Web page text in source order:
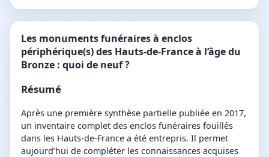
Les monuments funéraires à enclos
périphérique(s) des Hauts-de-France à l’âge du
Bronze : quoi de neuf ?
Résumé
Après une première synthèse partielle publiée en 2017,
un inventaire complet des enclos funéraires fouillés
dans les Hauts-de-France a été entrepris. Il permet
aujourd’hui de compléter les connaissances acquises